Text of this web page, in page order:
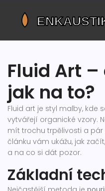
Fluid Art –
jak na to?
Fluid art je styl malby, kde
vytvářejí organické vzory.
mít trochu trpělivosti a
článku vám ukážu, jak
a na co si dát pozor.
Základní